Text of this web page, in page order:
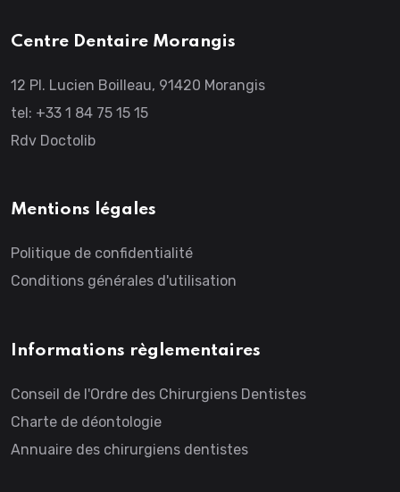
Centre Dentaire Morangis
12 Pl. Lucien Boilleau, 91420 Morangis
tel: +33 1 84 75 15 15
Rdv Doctolib
Mentions légales
Politique de confidentialité
Conditions générales d'utilisation
Informations règlementaires
Conseil de l'Ordre des Chirurgiens Dentistes
Charte de déontologie
Annuaire des chirurgiens dentistes